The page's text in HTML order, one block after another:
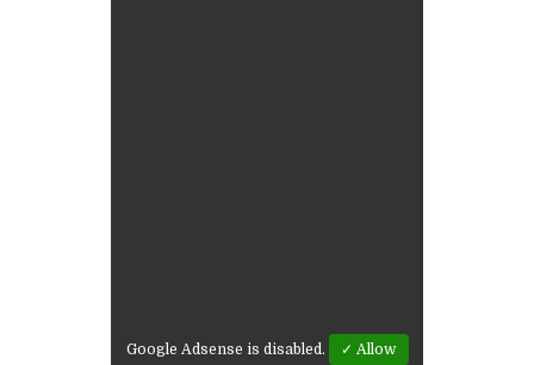
Google Adsense is disabled. ✓ Allow